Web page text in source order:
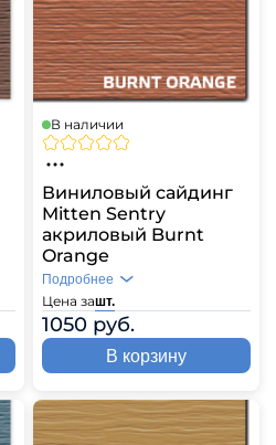
В наличии
Виниловый сайдинг
Mitten Sentry
акриловый Burnt
Orange
Цена зашт.
1050 руб.
Подробнее
В корзину